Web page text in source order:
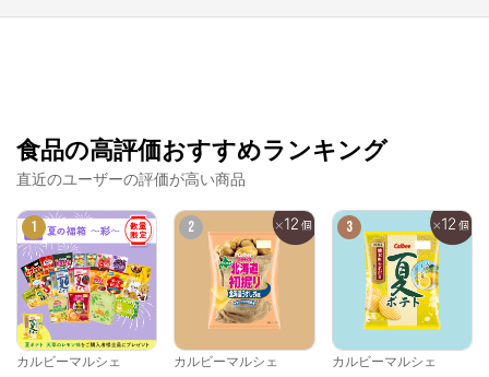
食品の高評価おすすめランキング
直近のユーザーの評価が高い商品
1
カルビーマルシェ
2
カルビーマルシェ
3
カルビーマルシェ
※外部サイトが開きます
カルビーマルシェ